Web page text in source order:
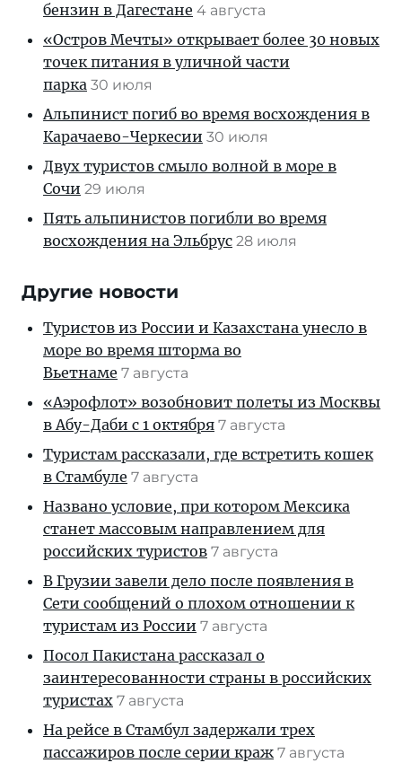
бензин в Дагестане 4 августа
«Остров Мечты» открывает более 30 новых
точек питания в уличной части
парка 30 июля
Альпинист погиб во время восхождения в
Карачаево-Черкесии 30 июля
Двух туристов смыло волной в море в
Сочи 29 июля
Пять альпинистов погибли во время
восхождения на Эльбрус 28 июля
Другие новости
Туристов из России и Казахстана унесло в
море во время шторма во
Вьетнаме 7 августа
«Аэрофлот» возобновит полеты из Москвы
в Абу-Даби с 1 октября 7 августа
Туристам рассказали, где встретить кошек
в Стамбуле 7 августа
Названо условие, при котором Мексика
станет массовым направлением для
российских туристов 7 августа
В Грузии завели дело после появления в
Сети сообщений о плохом отношении к
туристам из России 7 августа
Посол Пакистана рассказал о
заинтересованности страны в российских
туристах 7 августа
На рейсе в Стамбул задержали трех
пассажиров после серии краж 7 августа